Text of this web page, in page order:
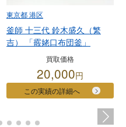
東京都 港区
釜師 十三代 鈴木盛久（繁
吉） 「霰姥口布団釜」
買取価格
20,000円
この実績の詳細へ